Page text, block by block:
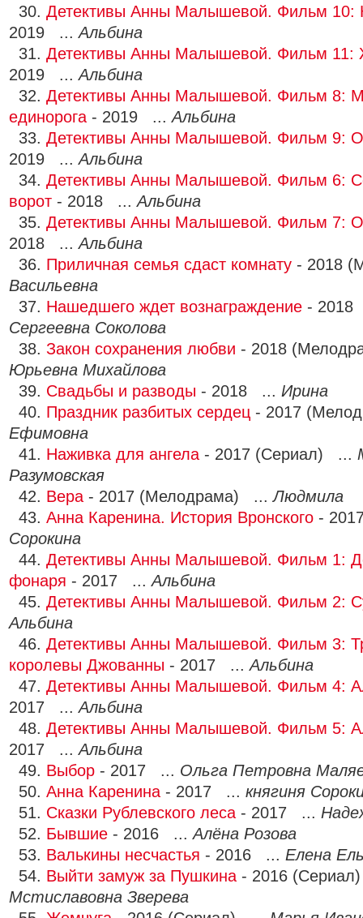
30. Детективы Анны Малышевой. Фильм 10:
2019 ...Альбина
31. Детективы Анны Малышевой. Фильм 11:
2019 ...Альбина
32. Детективы Анны Малышевой. Фильм 8:
единорога - 2019 ...Альбина
33. Детективы Анны Малышевой. Фильм 9:
2019 ...Альбина
34. Детективы Анны Малышевой. Фильм 6:
ворот - 2018 ...Альбина
35. Детективы Анны Малышевой. Фильм 7:
2018 ...Альбина
36. Приличная семья сдаст комнату - 2018
Васильевна
37. Нашедшего ждет вознаграждение -
Сергеевна Соколова
38. Закон сохранения любви - 2018
Юрьевна Михайлова
39. Свадьбы и разводы - 2018 ... Ирина
40. Праздник разбитых сердец - 2017
Ефимовна
41. Наживка для ангела - 2017 (Сериал) ...
Разумовская
42. Вера - 2017 (Мелодрама) ...Людмила
43. Анна Каренина. История Вронского -
Сорокина
44. Детективы Анны Малышевой. Фильм 1:
фонаря - 2017 ...Альбина
45. Детективы Анны Малышевой. Фильм 2:
Альбина
46. Детективы Анны Малышевой. Фильм 3:
королевы Джованны - 2017 ...Альбина
47. Детективы Анны Малышевой. Фильм 4:
2017 ...Альбина
48. Детективы Анны Малышевой. Фильм 5:
2017 ...Альбина
49. Выбор - 2017 ... Ольга Петровна
50. Анна Каренина - 2017 ... княгиня
51. Сказки Рублевского леса - 2017 ...
52. Бывшие - 2016 ...Алёна Розова
53. Валькины несчастья - 2016 ... Елена
54. Выйти замуж за Пушкина - 2016
Мстиславовна Зверева